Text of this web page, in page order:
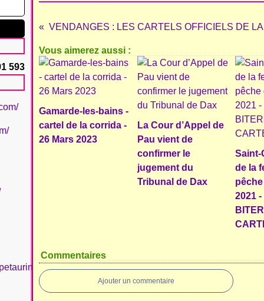
593
Vous aimerez aussi :
Gamarde-les-bains -
cartel de la corrida -
26 Mars 2023
La Cour d’Appel de
Pau vient de
confirmer le
jugement du
Tribunal de Dax
Saint-
de la
2021 -
Commentaires
Ajouter un commentaire